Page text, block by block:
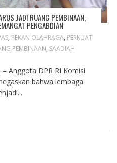
JADI RUANG PEMBINAAN,
PENGABDIAN
, PEKAN OLAHRAGA, PERKUAT
PEMBINAAN, SAADIAH
Anggota DPR RI Komisi
bahwa lembaga